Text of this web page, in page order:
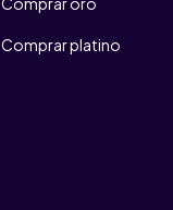
Comprar platino